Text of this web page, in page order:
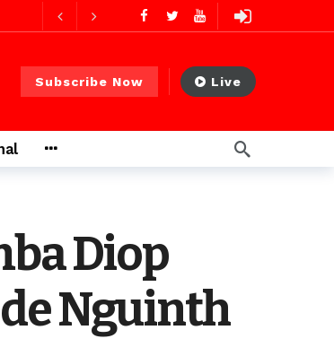
ago
Subscribe Now Live
Diop
Nguinth